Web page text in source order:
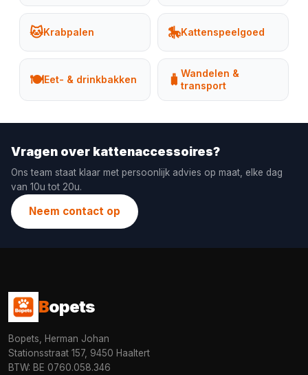
🐱Krabpalen 🎠Kattenspeelgoed
🍽️Eet- & drinkbakken 🧳 Wandelen &
transport
Vragen over kattenaccessoires?
Ons team staat klaar met persoonlijk advies op maat, elke dag
van 10u tot 20u.
Neem contact op
Bopets
Bopets, Herman Johan
Stationsstraat 157, 9450 Haaltert
BTW: BE 0760.058.346